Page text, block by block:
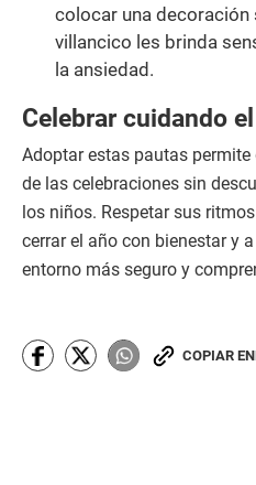
colocar una decoración
villancico les brinda
la ansiedad.
Celebrar cuidando
Adoptar estas pautas
de las celebraciones sin
los niños. Respetar sus
cerrar el año con bienestar y
entorno más seguro y
COPIAR